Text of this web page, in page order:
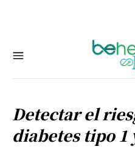
Detectar el
diabetes tipo 1